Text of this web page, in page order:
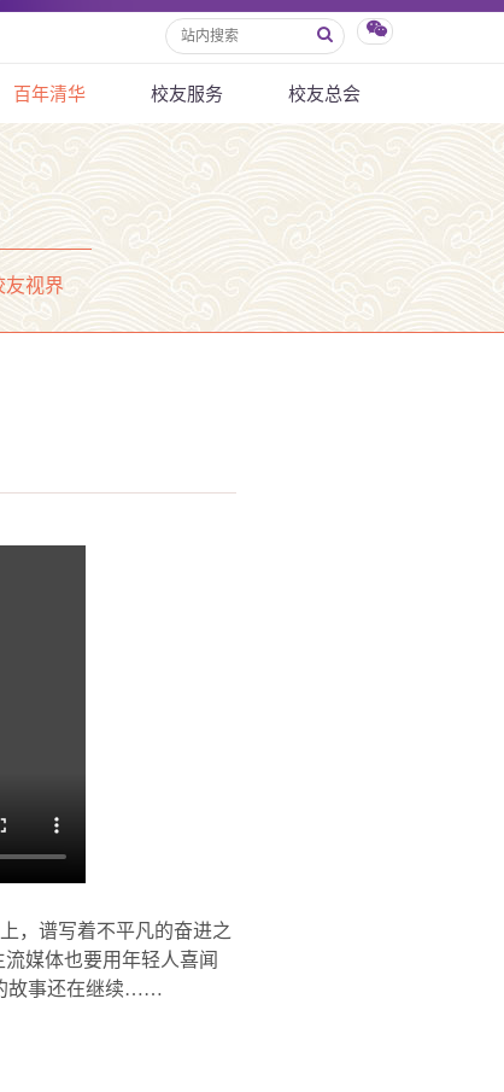
百年清华 校友服务 校友总会
友视界
，谱写着不平凡的奋进之
媒体也要用年轻人喜闻
故事还在继续……